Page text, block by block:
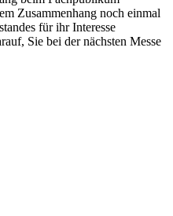
Zusammenhang noch einmal
für ihr Interesse
Sie bei der nächsten Messe